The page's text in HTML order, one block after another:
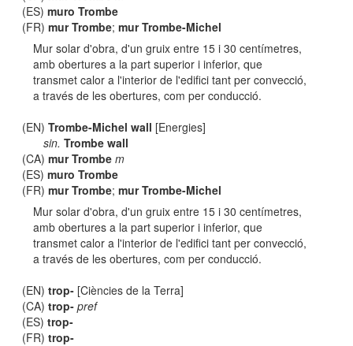
(ES)muro Trombe
(FR)mur Trombe;mur Trombe-Michel
Mur solar d'obra, d'un gruix entre 15 i 30 centímetres,
amb obertures a la part superior i inferior, que
transmet calor a l'interior de l'edifici tant per convecció,
a través de les obertures, com per conducció.
(EN)Trombe-Michel wall [Energies]
sin. Trombe wall
(CA)mur Trombe m
(ES)muro Trombe
(FR)mur Trombe;mur Trombe-Michel
Mur solar d'obra, d'un gruix entre 15 i 30 centímetres,
amb obertures a la part superior i inferior, que
transmet calor a l'interior de l'edifici tant per convecció,
a través de les obertures, com per conducció.
(EN)trop- [Ciències de la Terra]
(CA)trop- pref
(ES)trop-
(FR)trop-